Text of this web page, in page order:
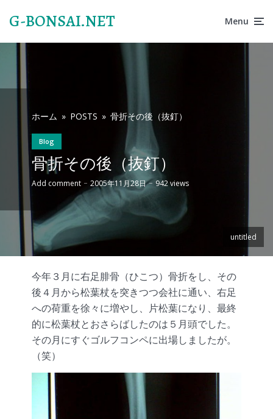
G-BONSAI.NET Menu
untitled
ホーム » POSTS » 骨折その後（抜釘）
Blog
骨折その後（抜釘）
Add comment 2005年11月28日 942 views
今年３月に右足腓骨（ひこつ）骨折をし、その
後４月から松葉杖を突きつつ会社に通い、右足
への荷重を徐々に増やし、片松葉になり、最終
的に松葉杖とおさらばしたのは５月頭でした。
その月にすぐゴルフコンペに出場しましたが。
（笑）